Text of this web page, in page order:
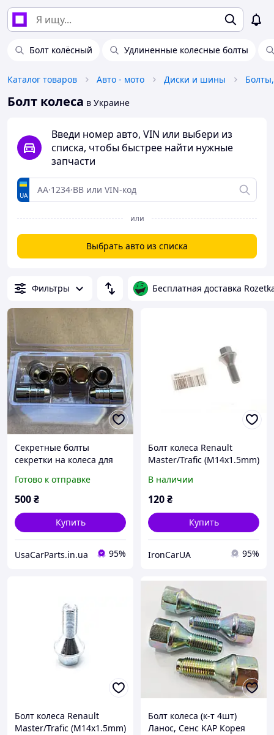
Болт колёсный Удлиненные колесные болты
Каталог товаров Авто - мото Диски и шины
Болт колеса в Украине
Введи номер авто, VIN или выбери из
списка, чтобы быстрее найти нужные
запчасти
UA
или
Выбрать авто из списка
Фильтры Бесплатная доставка
Секретные болты
секретки на колеса для
328
Готово к отправке
500₴
Купить
UsaCarParts.in.ua 95%
Болт колеса Renault
Master/Trafic (M14x1.5mm)
В наличии
120₴
Купить
IronCarUA 95%
Болт колеса Renault
Master/Trafic (M14x1.5mm)
Болт колеса (к-т 4шт)
Ланос, Сенс KAP Корея